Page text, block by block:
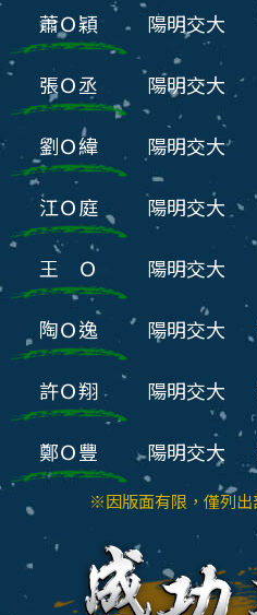
蕭Ｏ穎 陽明交大
張Ｏ丞 陽明交大
劉Ｏ緯 陽明交大
江Ｏ庭 陽明交大
王 Ｏ 陽明交大
陶Ｏ逸 陽明交大
許Ｏ翔 陽明交大
鄭Ｏ豐 陽明交大
※因版面有限，僅列出